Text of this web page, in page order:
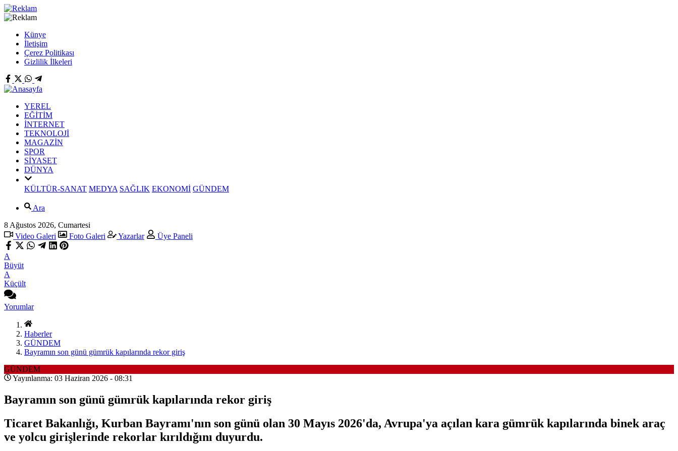
Künye
İletişim
Çerez Politikası
Gizlilik İlkeleri
YEREL
EĞİTİM
İNTERNET
TEKNOLOJİ
MAGAZİN
SPOR
SİYASET
DÜNYA
KÜLTÜR-SANAT MEDYA SAĞLIK EKONOMİ GÜNDEM
Ara
8 Ağustos 2026, Cumartesi
Video Galeri
Foto Galeri Yazarlar Üye Paneli
A
Büyüt
A
Küçült
Yorumlar
Haberler
GÜNDEM
Bayramın son günü gümrük kapılarında rekor giriş
GÜNDEM
Yayınlanma: 03 Haziran 2026 - 08:31
Bayramın son günü gümrük kapılarında rekor giriş
Ticaret Bakanlığı, Kurban Bayramı'nın son günü olan 30 Mayıs 2026'da, Avrupa'ya açılan kara gümrük kapılarında binek araç
ve yolcu girişlerinde rekorlar kırıldığını duyurdu.